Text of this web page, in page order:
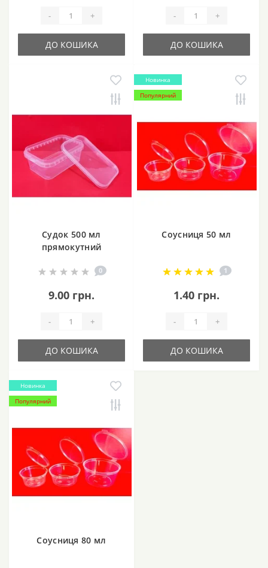
- +
ДО КОШИКА
- +
ДО КОШИКА
Судок 500 мл
прямокутний
0
9.00 грн.
- +
ДО КОШИКА
Новинка
Популярний
Соусниця 50 мл
1
1.40 грн.
- +
ДО КОШИКА
Новинка
Популярний
Соусниця 80 мл